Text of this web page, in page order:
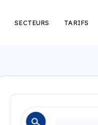
SECTEURS TARIFS